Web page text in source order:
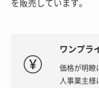
ワンプラ
価格が明瞭
人事業主様